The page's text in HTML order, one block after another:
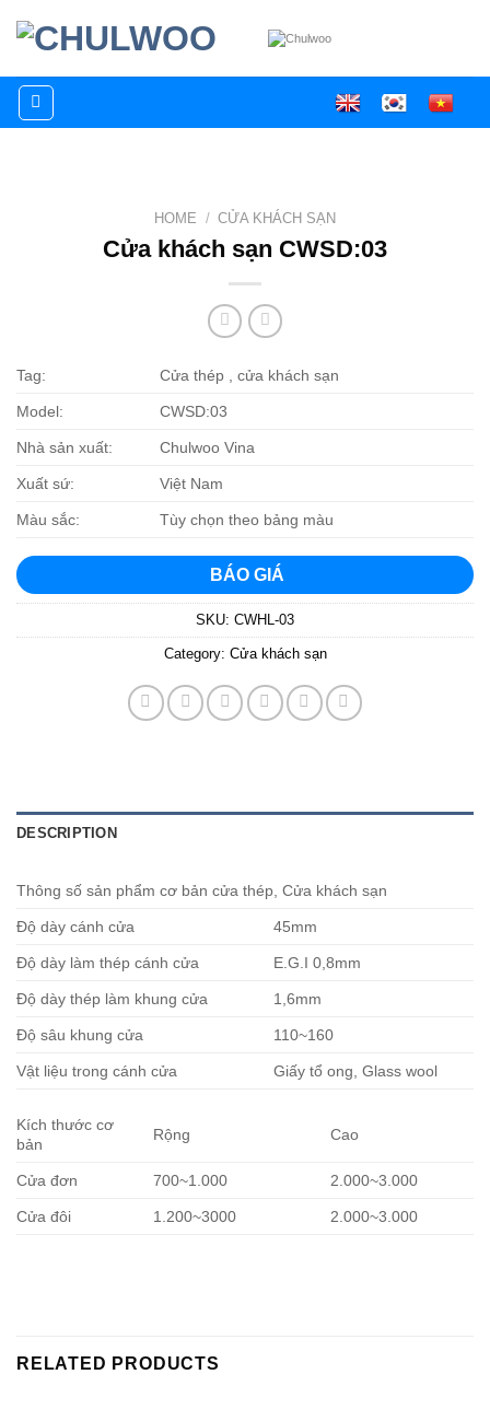
HOME / CỬA KHÁCH SẠN
Cửa khách sạn CWSD:03
Tag: Cửa thép , cửa khách sạn
Model: CWSD:03
Nhà sản xuất: Chulwoo Vina
Xuất sứ: Việt Nam
Màu sắc: Tùy chọn theo bảng màu
BÁO GIÁ
SKU: CWHL-03
Category: Cửa khách sạn
DESCRIPTION
Thông số sản phẩm cơ bản cửa thép, Cửa khách sạn
Độ dày cánh cửa 45mm
Độ dày làm thép cánh cửa E.G.I 0,8mm
Độ dày thép làm khung cửa 1,6mm
Độ sâu khung cửa 110~160
Vật liệu trong cánh cửa Giấy tổ ong, Glass wool
Kích thước cơ
bản
Rộng Cao
Cửa đơn 700~1.000 2.000~3.000
Cửa đôi 1.200~3000 2.000~3.000
RELATED PRODUCTS